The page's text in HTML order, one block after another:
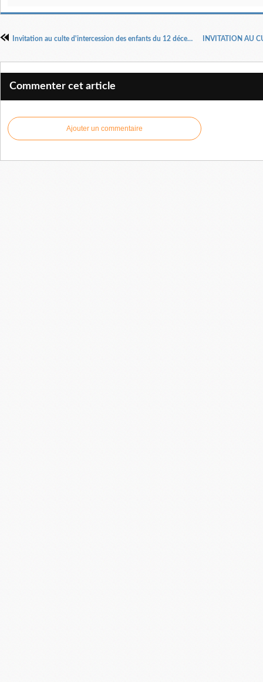
Invitation au culte d'intercession des enfants du 12 décembre 2021 en direct à partir de 10 h 00 sur Youtube et Facebook
Commenter cet article
Ajouter un commentaire